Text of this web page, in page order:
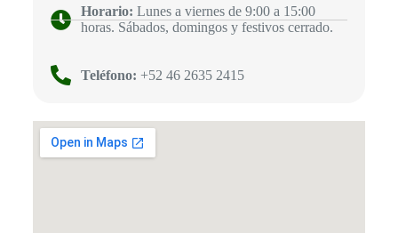
Horario: Lunes a viernes de 9:00 a 15:00
horas. Sábados, domingos y festivos cerrado.
Teléfono: +52 46 2635 2415